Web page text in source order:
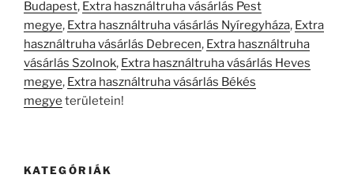
Budapest, Extra használtruha vásárlás Pest
megye, Extra használtruha vásárlás Nyíregyháza, Extra
használtruha vásárlás Debrecen, Extra használtruha
vásárlás Szolnok, Extra használtruha vásárlás Heves
megye, Extra használtruha vásárlás Békés
megye területein!
KATEGÓRIÁK